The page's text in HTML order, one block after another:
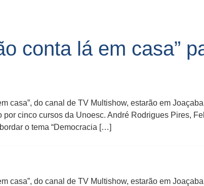
conta lá em casa”
casa”, do canal de TV Multishow, estarão em
cinco cursos da Unoesc. André Rodrigues Pires,
o tema “Democracia […]
casa”, do canal de TV Multishow, estarão em